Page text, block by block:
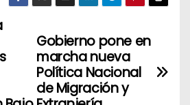
Gobierno pone en
marcha nueva
Política Nacional
de Migración y